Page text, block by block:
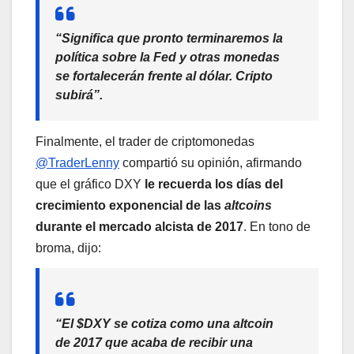
“Significa que pronto terminaremos la
política sobre la Fed y otras monedas
se fortalecerán frente al dólar. Cripto
subirá”.
Finalmente, el trader de criptomonedas
@TraderLenny compartió su opinión, afirmando
que el gráfico DXY le recuerda los días del
crecimiento exponencial de las altcoins
durante el mercado alcista de 2017. En tono de
broma, dijo:
“El $DXY se cotiza como una altcoin
de 2017 que acaba de recibir una